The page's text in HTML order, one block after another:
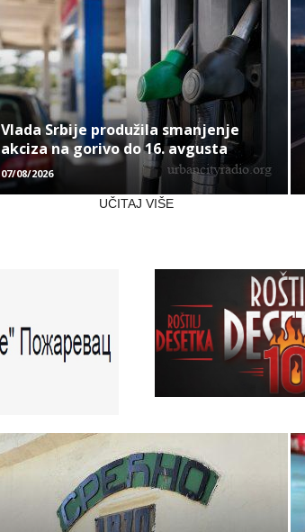
Vlada Srbije produžila smanjenje
akciza na gorivo do 16. avgusta
07/08/2026
UČITAJ VIŠE